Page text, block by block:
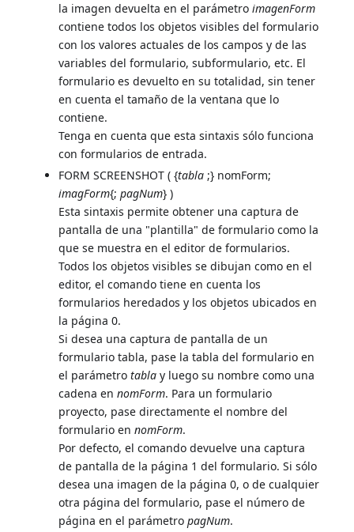
la imagen devuelta en el parámetroimagenForm
contiene todos los objetos visibles del formulario
con los valores actuales de los campos y de las
variables del formulario, subformulario, etc. El
formulario es devuelto en su totalidad, sin tener
en cuenta el tamaño de la ventana que lo
contiene.
Tenga en cuenta que esta sintaxis sólo funciona
con formularios de entrada.
FORM SCREENSHOT ( {tabla ;} nomForm;
imagForm{;pagNum} )
Esta sintaxis permite obtener una captura de
pantalla de una "plantilla" de formulario como la
que se muestra en el editor de formularios.
Todos los objetos visibles se dibujan como en el
editor, el comando tiene en cuenta los
formularios heredados y los objetos ubicados en
la página 0.
Si desea una captura de pantalla de un
formulario tabla, pase la tabla del formulario en
el parámetrotabla y luego su nombre como una
cadena ennomForm. Para un formulario
proyecto, pase directamente el nombre del
formulario ennomForm.
Por defecto, el comando devuelve una captura
de pantalla de la página 1 del formulario. Si sólo
desea una imagen de la página 0, o de cualquier
otra página del formulario, pase el número de
página en el parámetropagNum.